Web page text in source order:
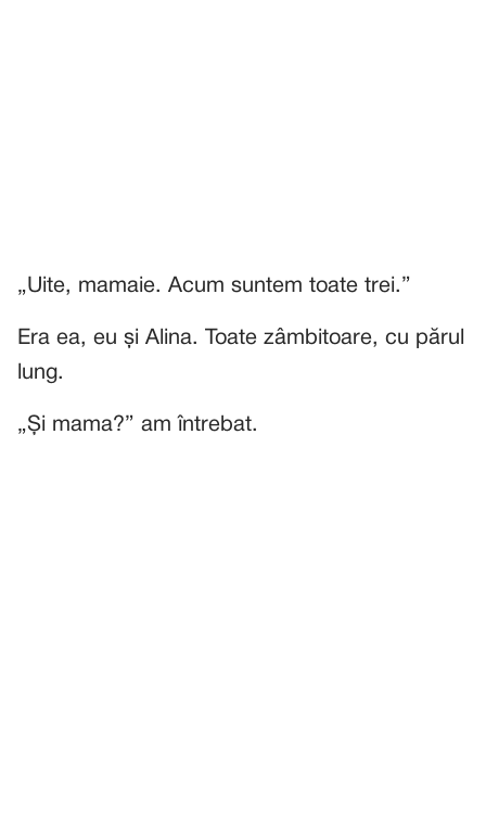
„Uite, mamaie. Acum suntem toate trei.”
Era ea, eu și Alina. Toate zâmbitoare, cu părul
lung.
„Și mama?” am întrebat.